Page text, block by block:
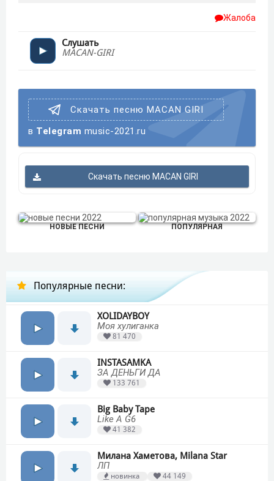
Жалоба
Слушать
MACAN-GIRI
Скачать песню MACAN GIRI
в Telegram music-2021.ru
Скачать песню MACAN GIRI
НОВЫЕ ПЕСНИ ПОПУЛЯРНАЯ
Популярные песни:
XOLIDAYBOY
Моя хулиганка
81 470
INSTASAMKA
ЗА ДЕНЬГИ ДА
133 761
Big Baby Tape
Like A G6
41 382
Милана Хаметова, Milana Star
ЛП
новинка 44 149